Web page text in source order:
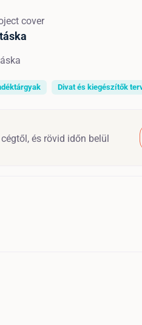
Divat és kiegészítők
és rövid időn belül